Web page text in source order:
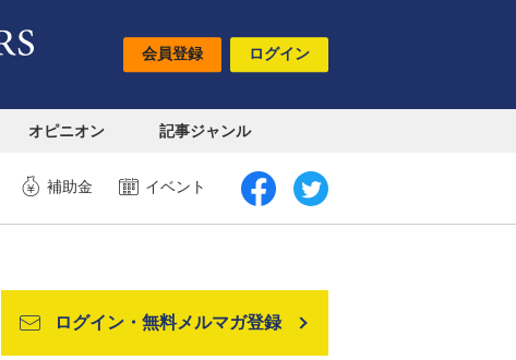
会員登録 ログイン
オピニオン 記事ジャンル
補助金 イベント
ログイン・無料メルマガ登録